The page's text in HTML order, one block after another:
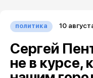
политика 10
Сергей
не в курсе,